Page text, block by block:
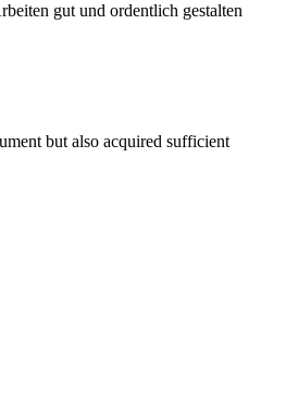
gut und ordentlich gestalten
but also acquired sufficient